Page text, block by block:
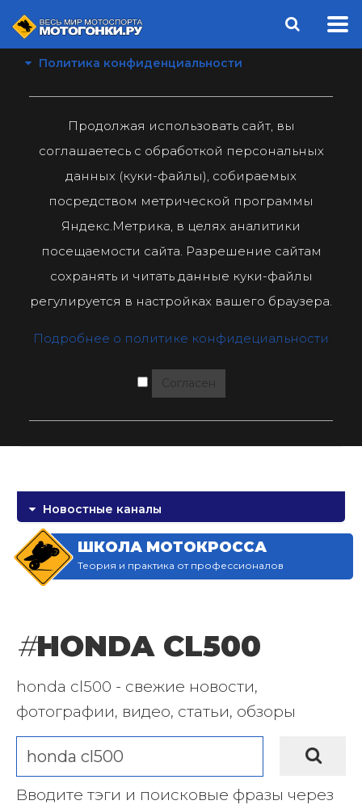
Политика конфиденциальности
Продолжая использовать сайт, вы
соглашаетесь с обработкой персональных
данных (куки-файлы), собираемых
посредством метрической программы
Яндекс.Метрика, в целях аналитики
посещаемости сайта. Разрешение сайтам
сохранять и читать данные куки-файлы
регулируется в настройках вашего браузера.
Подробнее о политике конфидециальности
Согласен
Новостные каналы
ШКОЛА МОТОКРОССА
Теория и практика от профессионалов
#HONDA CL500
honda cl500 - свежие новости,
фотографии, видео, статьи, обзоры
Вводите тэги и поисковые фразы через